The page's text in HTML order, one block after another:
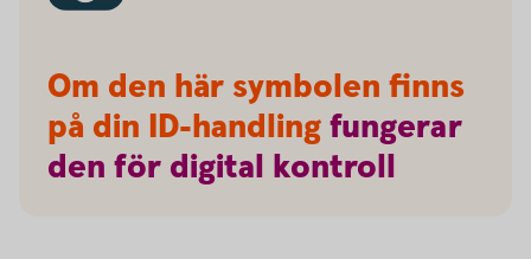
Om den här symbolen finns
på din ID-handlingfungerar
den för digital kontroll